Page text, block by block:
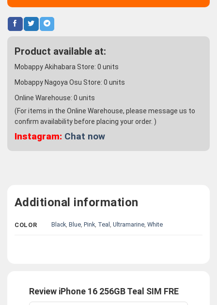
Product available at:
Mobappy Akihabara Store: 0 units
Mobappy Nagoya Osu Store: 0 units
Online Warehouse: 0 units
(For items in the Online Warehouse, please message us to
confirm availability before placing your order. )
Instagram: Chat now
Additional information
COLOR Black,Blue,Pink, Teal,Ultramarine,White
Review iPhone 16 256GB Teal SIM FRE